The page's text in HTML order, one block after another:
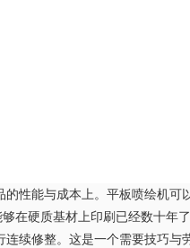
性能与成本上。平板喷绘机可
在硬质基材上印刷已经数十年
续修整。这是一个需要技巧与